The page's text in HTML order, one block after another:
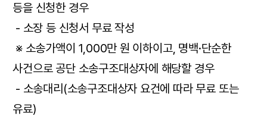
등을 신청한 경우
- 소장 등 신청서 무료 작성
※ 소송가액이 1,000만 원 이하이고, 명백·단순한
사건으로 공단 소송구조대상자에 해당할 경우
- 소송대리(소송구조대상자 요건에 따라 무료 또는
유료)